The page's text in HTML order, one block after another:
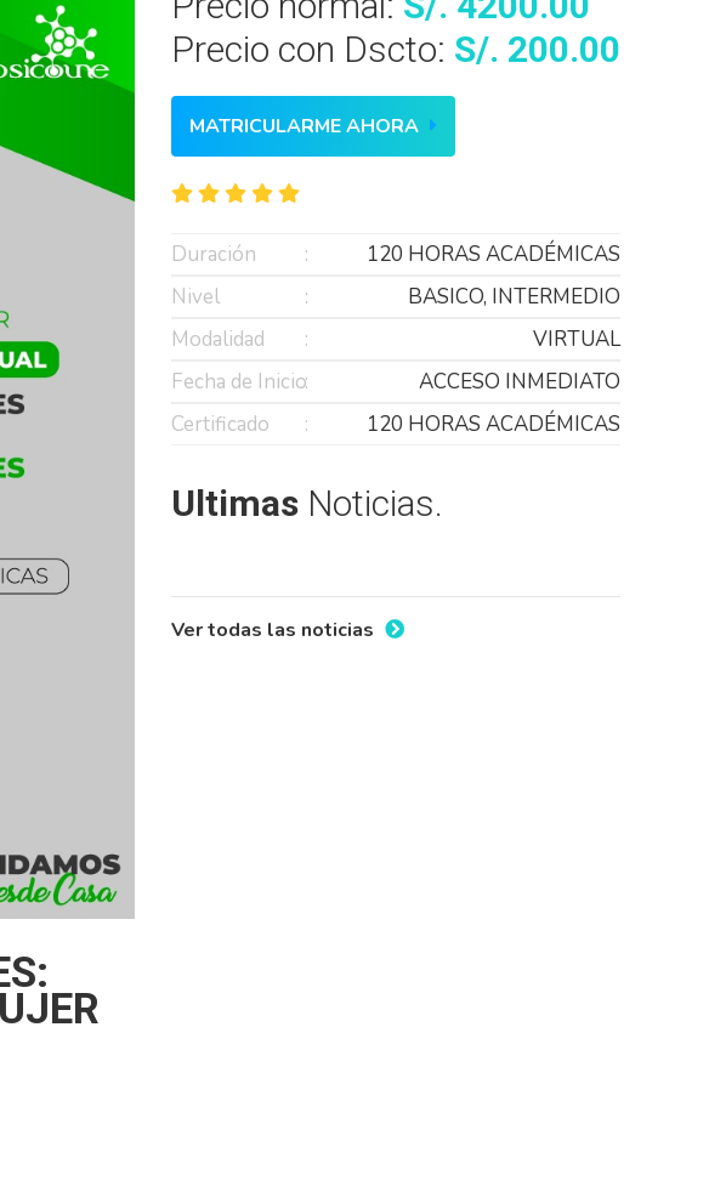
Precio con Dscto: S/. 200.00
MATRICULARME AHORA
Duración
120 HORAS ACADÉMICAS
Nivel
BASICO, INTERMEDIO
Modalidad
VIRTUAL
Fecha de Inicio
ACCESO INMEDIATO
Certificado
120 HORAS ACADÉMICAS
Ultimas Noticias.
Ver todas las noticias